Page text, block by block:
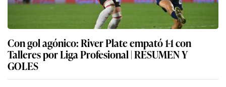
Con gol agónico: River Plate empató 1-1 con
Talleres por Liga Profesional | RESUMEN Y
GOLES